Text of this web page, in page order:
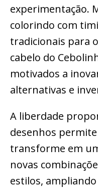
experimentação.
colorindo com
tradicionais para
cabelo do
motivados a
alternativas e
A liberdade
desenhos
transforme em
novas
estilos,